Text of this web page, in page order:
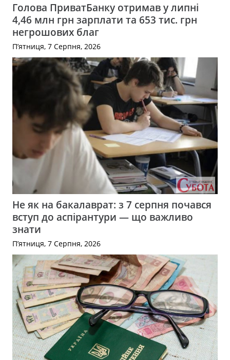
Голова ПриватБанку отримав у липні
4,46 млн грн зарплати та 653 тис. грн
негрошових благ
П’ятниця, 7 Серпня, 2026
Не як на бакалаврат: з 7 серпня почався
вступ до аспірантури — що важливо
знати
П’ятниця, 7 Серпня, 2026